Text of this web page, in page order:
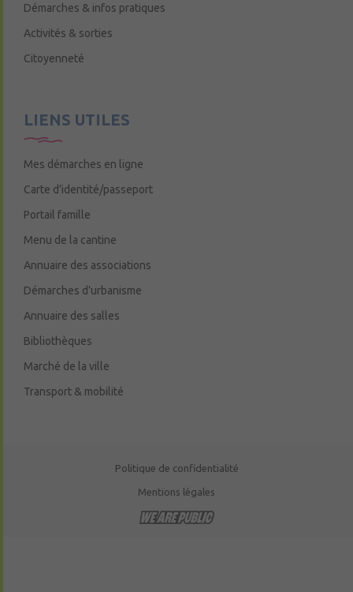
Démarches & infos pratiques
Activités & sorties
Citoyenneté
LIENS UTILES
Mes démarches en ligne
Carte d’identité/passeport
Portail famille
Menu de la cantine
Annuaire des associations
Démarches d’urbanisme
Annuaire des salles
Bibliothèques
Marché de la ville
Transport & mobilité
Politique de confidentialité
Mentions légales